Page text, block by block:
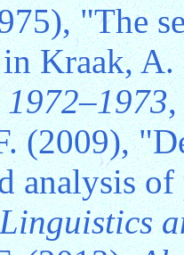
"The
Kraak,
,
(2009),
analysis
Linguistics